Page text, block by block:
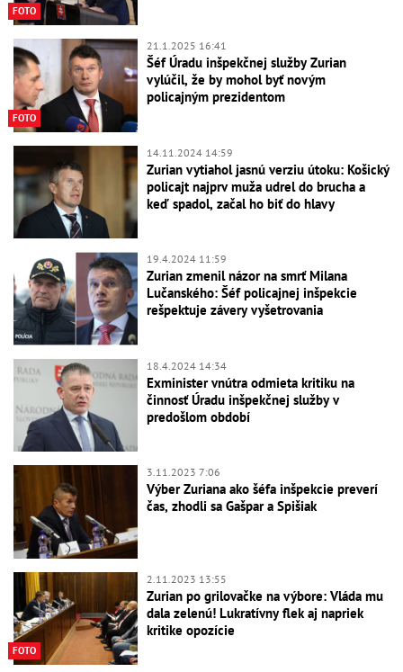
FOTO
FOTO
21.1.2025 16:41
Šéf Úradu inšpekčnej služby Zurian
vylúčil, že by mohol byť novým
policajným prezidentom
14.11.2024 14:59
Zurian vytiahol jasnú verziu útoku: Košický
policajt najprv muža udrel do brucha a
keď spadol, začal ho biť do hlavy
19.4.2024 11:59
Zurian zmenil názor na smrť Milana
Lučanského: Šéf policajnej inšpekcie
rešpektuje závery vyšetrovania
18.4.2024 14:34
Exminister vnútra odmieta kritiku na
činnosť Úradu inšpekčnej služby v
predošlom období
3.11.2023 7:06
Výber Zuriana ako šéfa inšpekcie preverí
čas, zhodli sa Gašpar a Spišiak
FOTO
2.11.2023 13:55
Zurian po grilovačke na výbore: Vláda mu
dala zelenú! Lukratívny flek aj napriek
kritike opozície